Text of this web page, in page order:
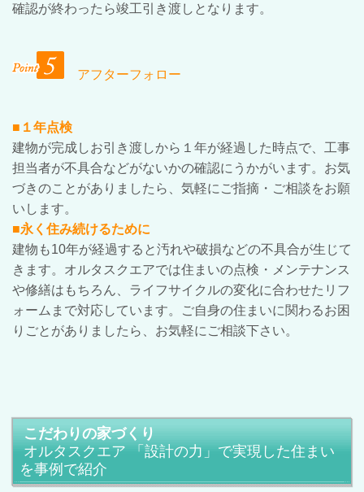
確認が終わったら竣工引き渡しとなります。
アフターフォロー
■１年点検
建物が完成しお引き渡しから１年が経過した時点で、工事
担当者が不具合などがないかの確認にうかがいます。お気
づきのことがありましたら、気軽にご指摘・ご相談をお願
いします。
■永く住み続けるために
建物も10年が経過すると汚れや破損などの不具合が生じて
きます。オルタスクエアでは住まいの点検・メンテナンス
や修繕はもちろん、ライフサイクルの変化に合わせたリフ
ォームまで対応しています。ご自身の住まいに関わるお困
りごとがありましたら、お気軽にご相談下さい。
こだわりの家づくり
オルタスクエア 「設計の力」で実現した住まい
を事例で紹介